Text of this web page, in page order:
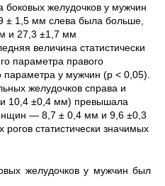
боковых желудочков у мужчин
1,5 мм слева была больше,
и 27,3 ±1,7 мм
величина статистически
параметра правого
параметра у мужчин (р < 0,05).
желудочков справа и
10,4 ±0,4 мм) превышала
— 8,7 ± 0,4 мм и 9,6 ±0,3
статистически значимых
желудочков у мужчин был